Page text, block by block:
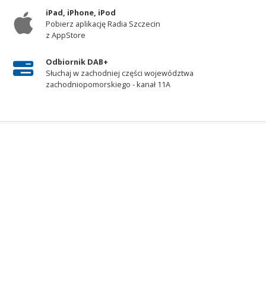
iPad, iPhone, iPod
Pobierz aplikację Radia Szczecin
z AppStore
Odbiornik DAB+
Słuchaj w zachodniej części województwa
zachodniopomorskiego - kanał 11A